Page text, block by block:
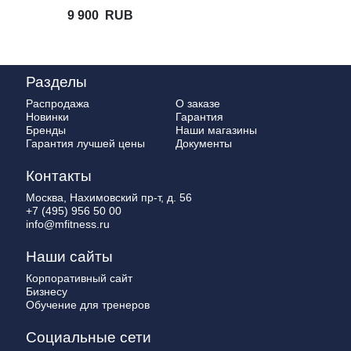
9 900
RUB
Разделы
Распродажа
Новинки
Бренды
Гарантия лучшей цены
О заказе
Гарантия
Наши магазины
Документы
Контакты
Москва, Нахимовский пр-т, д. 56
+7 (495) 956 50 00
info@mfitness.ru
Наши сайты
Корпоративный сайт
Бизнесу
Обучение для тренеров
Социальные сети